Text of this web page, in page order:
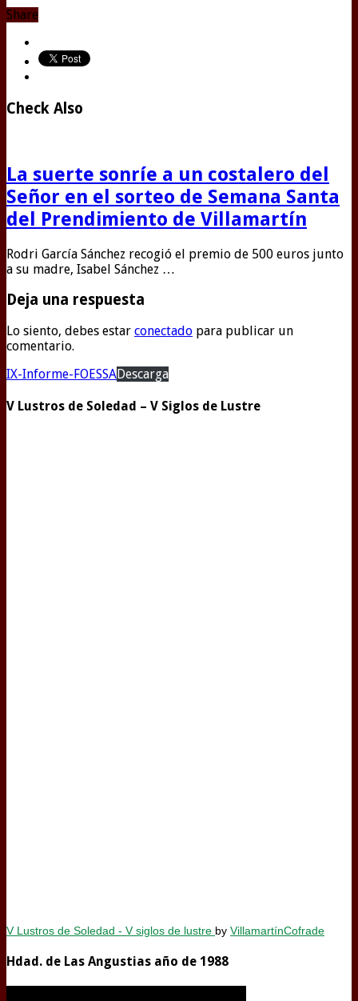
Share
Check Also
La suerte sonríe a un costalero del
Señor en el sorteo de Semana Santa
del Prendimiento de Villamartín
Rodri García Sánchez recogió el premio de 500 euros junto
a su madre, Isabel Sánchez …
Deja una respuesta
Lo siento, debes estar conectado para publicar un
comentario.
IX-Informe-FOESSADescarga
V Lustros de Soledad – V Siglos de Lustre
V Lustros de Soledad - V siglos de lustre by VillamartínCofrade
Hdad. de Las Angustias año de 1988